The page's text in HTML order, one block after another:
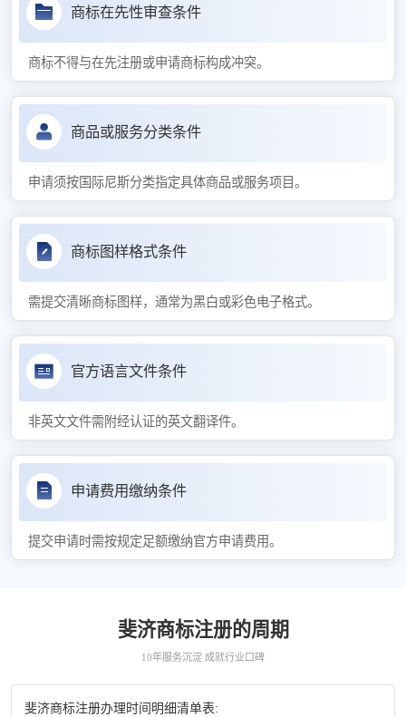
商标在先性审查条件
商标不得与在先注册或申请商标构成冲突。
商品或服务分类条件
申请须按国际尼斯分类指定具体商品或服务项目。
商标图样格式条件
需提交清晰商标图样，通常为黑白或彩色电子格式。
官方语言文件条件
非英文文件需附经认证的英文翻译件。
申请费用缴纳条件
提交申请时需按规定足额缴纳官方申请费用。
斐济商标注册的周期
10年服务沉淀 成就行业口碑
斐济商标注册办理时间明细清单表: